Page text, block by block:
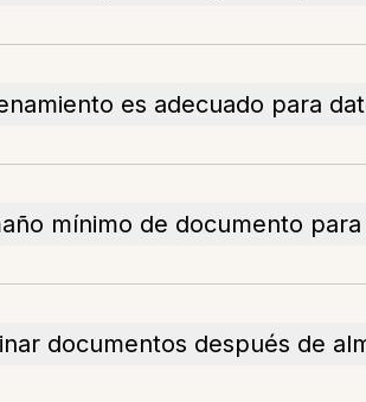
es adecuado para
mínimo de documento
documentos después de